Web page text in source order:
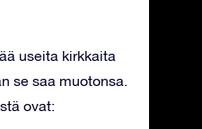
useita kirkkaita
se saa muotonsa.
ovat: